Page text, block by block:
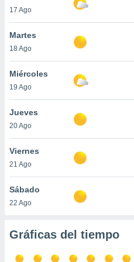
más
nuestra
y
de
disponible
cookies
aceptar
17 Ago
Martes
18 Ago
Miércoles
19 Ago
Jueves
20 Ago
Viernes
21 Ago
Sábado
22 Ago
Gráficas del tiempo